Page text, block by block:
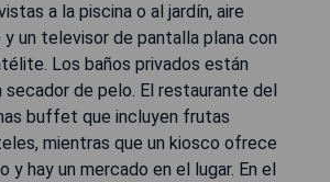
a la piscina o al jardín, aire
un televisor de pantalla plana con
Los baños privados están
secador de pelo. El restaurante del
buffet que incluyen frutas
mientras que un kiosco ofrece
y hay un mercado en el lugar. En el